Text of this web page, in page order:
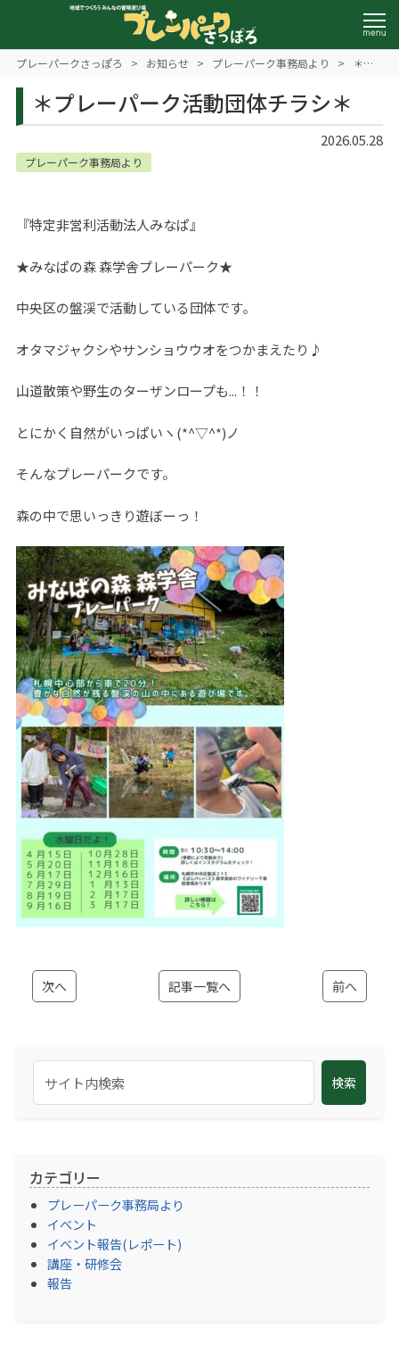
プレーパークさっぽろ > お知らせ > プレーパーク事務局より >
＊プ
＊プレーパーク活動団体チラシ＊
2026.05.28
プレーパーク事務局より
『特定非営利活動法人みなぱ』
★みなぱの森 森学舎プレーパーク★
中央区の盤渓で活動している団体です。
オタマジャクシやサンショウウオをつかまえたり♪
山道散策や野生のターザンロープも...！！
とにかく自然がいっぱいヽ(*^▽^*)ノ
そんなプレーパークです。
森の中で思いっきり遊ぼーっ！
次へ 記事一覧へ 前へ
検索
カテゴリー
プレーパーク事務局より
イベント
イベント報告(レポート)
講座・研修会
報告